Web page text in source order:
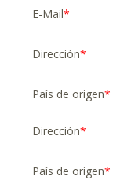
E-Mail*
Dirección*
País de origen*
Dirección*
País de origen*